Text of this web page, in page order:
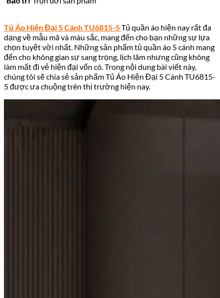
Tủ Áo Hiện Đại 5 Cánh TU6815-5Tủ quần áo hiện nay rất đa
dạng về mẫu mã và màu sắc, mang đến cho bạn những sự lựa
chọn tuyệt vời nhất. Những sản phẩm tủ quần áo 5 cánh mang
đến cho không gian sự sang trọng, lịch lãm nhưng cũng không
làm mất đi vẻ hiện đại vốn có. Trong nội dung bài viết này,
chúng tôi sẽ chia sẻ sản phẩm Tủ Áo Hiện Đại 5 Cánh TU6815-
5 được ưa chuộng trên thị trường hiện nay.